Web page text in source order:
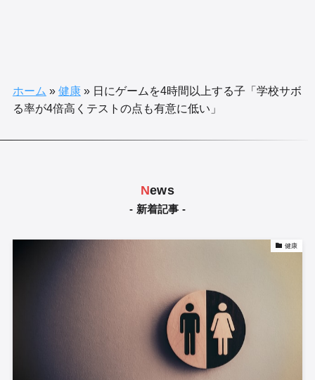
ホーム » 健康 »日にゲームを4時間以上する子「学校サボ
る率が4倍高くテストの点も有意に低い」
News
- 新着記事 -
健康